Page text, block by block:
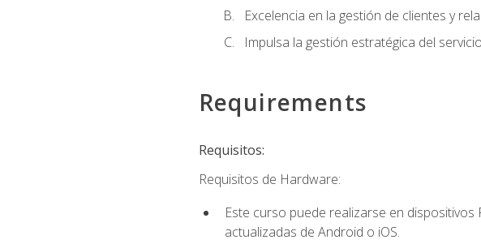
Excelencia en la gestión de clientes y
Impulsa la gestión estratégica del
Requirements
Requisitos:
Requisitos de Hardware:
Este curso puede realizarse en
actualizadas de Android o iOS.